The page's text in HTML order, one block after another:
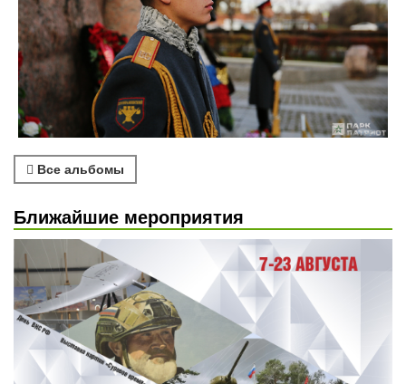
Все альбомы
Ближайшие мероприятия